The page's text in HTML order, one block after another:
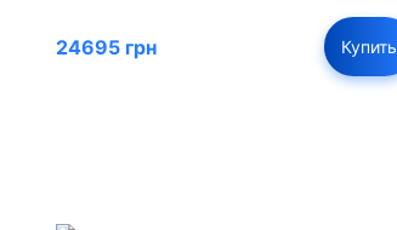
24695 грн Купить